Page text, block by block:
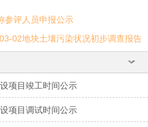
参评人员申报公示
02地块土壤污染状况初步调查报告
项目竣工时间公示
项目调试时间公示